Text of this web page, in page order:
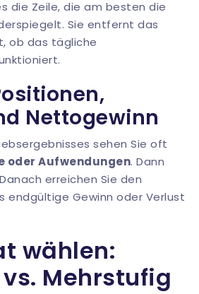
die Zeile, die am besten die
Sie entfernt das
ob das tägliche
Nettogewinn
sehen Sie oft
oder Aufwendungen. Dann
erreichen Sie den
endgültige Gewinn oder Verlust
wählen:
Mehrstufig